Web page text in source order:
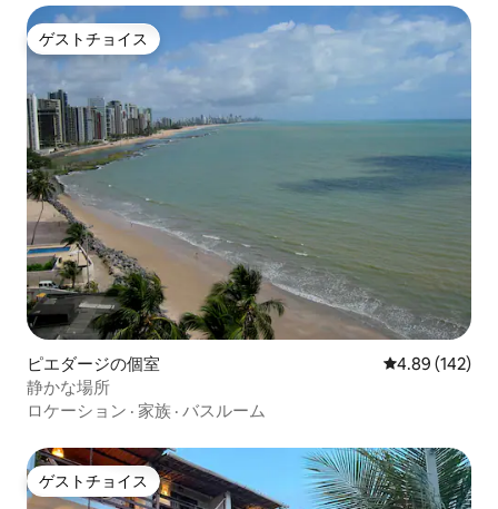
ゲストチョイス
ゲストチョイス
ピエダージの個室 レビュー142
4.89 (142)
静かな場所
ロケーション · 家族 · バスルーム
ゲストチョイス
ゲストチョイス